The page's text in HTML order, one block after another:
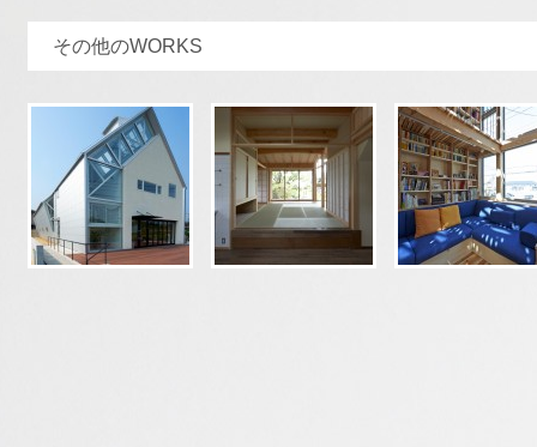
その他のWORKS